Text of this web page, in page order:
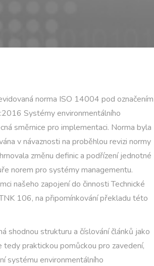
norma ISO 14004 pod označením
Systémy environmentálního
směrnice pro implementaci. Norma byla
v návaznosti na proběhlou revizi normy
změnu definic a podřízení jednotné
norem pro systémy managementu.
našeho zapojení do činnosti Technické
106, na připomínkování překladu této
shodnou strukturu a číslování článků jako
praktickou pomůckou pro zavedení,
systému environmentálního